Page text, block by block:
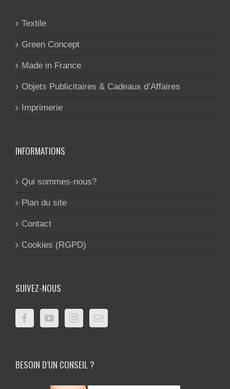
Textile
Green Concept
Made in France
Objets Publicitaires & Cadeaux d’Affaires
Imprimerie
INFORMATIONS
Qui sommes-nous?
Plan du site
Contact
Cookies (RGPD)
SUIVEZ-NOUS
BESOIN D’UN CONSEIL ?